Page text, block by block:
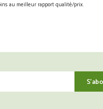
au meilleur rapport qualité/prix.